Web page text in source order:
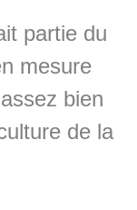
partie du
mesure
bien
de la